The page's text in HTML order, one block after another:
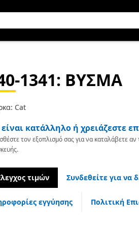
1341: ΒΥΣΜΑ
Cat
κατάλληλο ή χρειάζεστε
τον εξοπλισμό σας για να καταλάβετε αν
τιμών Συνδεθείτε για να
εγγύησης Πολιτική